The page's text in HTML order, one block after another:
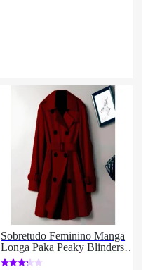
Sobretudo Feminino Manga
Longa Paka Peaky Blinders
Botões e Bolsos